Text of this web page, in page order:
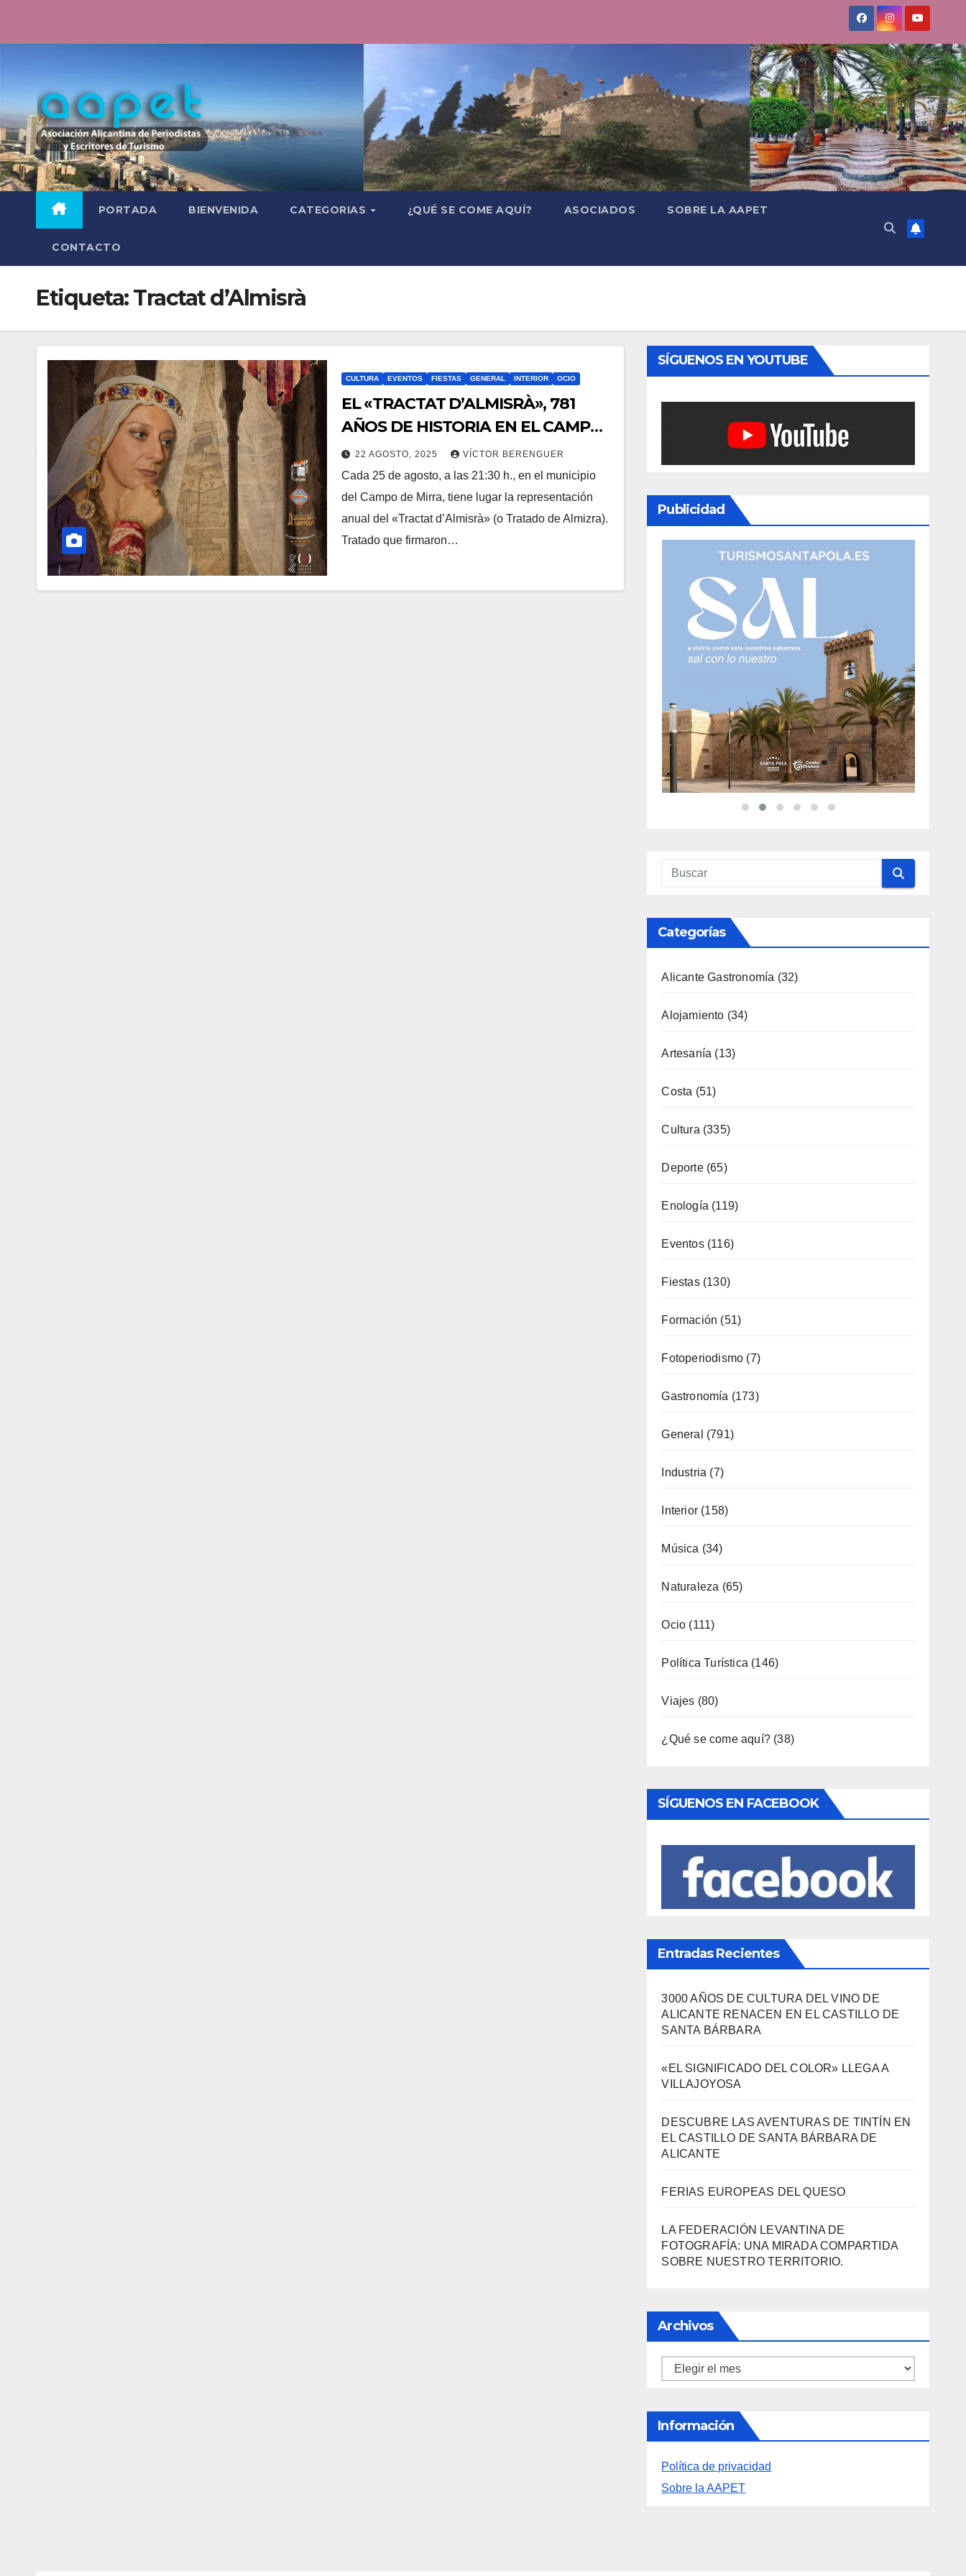
PORTADA BIENVENIDA CATEGORIAS ¿QUÉ SE COME AQUÍ? ASOCIADOS SOBRE LA AAPET
CONTACTO
Etiqueta:Tractat d’Almisrà
CULTURA EVENTOS FIESTAS GENERAL INTERIOR OCIO
EL «TRACTAT D’ALMISRÀ», 781
AÑOS DE HISTORIA EN EL CAMP
DE MIRRA
22 AGOSTO, 2025 VÍCTOR BERENGUER
Cada 25 de agosto, a las 21:30 h., en el municipio
del Campo de Mirra, tiene lugar la representación
anual del «Tractat d’Almisrà» (o Tratado de Almizra).
Tratado que firmaron…
SÍGUENOS EN YOUTUBE
Publicidad
Categorías
Alicante Gastronomía (32)
Alojamiento (34)
Artesanía (13)
Costa (51)
Cultura (335)
Deporte(65)
Enología (119)
Eventos(116)
Fiestas(130)
Formación (51)
Fotoperiodismo (7)
Gastronomía (173)
General (791)
Industria (7)
Interior(158)
Música (34)
Naturaleza (65)
Ocio (111)
Política Turística (146)
Viajes (80)
¿Qué se come aquí?(38)
SÍGUENOS EN FACEBOOK
Entradas Recientes
3000 AÑOS DE CULTURA DEL VINO DE
ALICANTE RENACEN EN EL CASTILLO DE
SANTA BÁRBARA
«EL SIGNIFICADO DEL COLOR» LLEGA A
VILLAJOYOSA
DESCUBRE LAS AVENTURAS DE TINTÍN EN
EL CASTILLO DE SANTA BÁRBARA DE
ALICANTE
FERIAS EUROPEAS DEL QUESO
LA FEDERACIÓN LEVANTINA DE
FOTOGRAFÍA: UNA MIRADA COMPARTIDA
SOBRE NUESTRO TERRITORIO.
Archivos
Archivos
Información
Política de privacidad
Sobre la AAPET